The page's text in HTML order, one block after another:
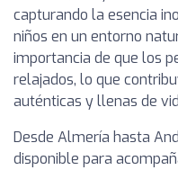
capturando la esencia
niños en un entorno
importancia de que los
relajados, lo que
auténticas y llenas de
Desde Almería hasta
disponible para